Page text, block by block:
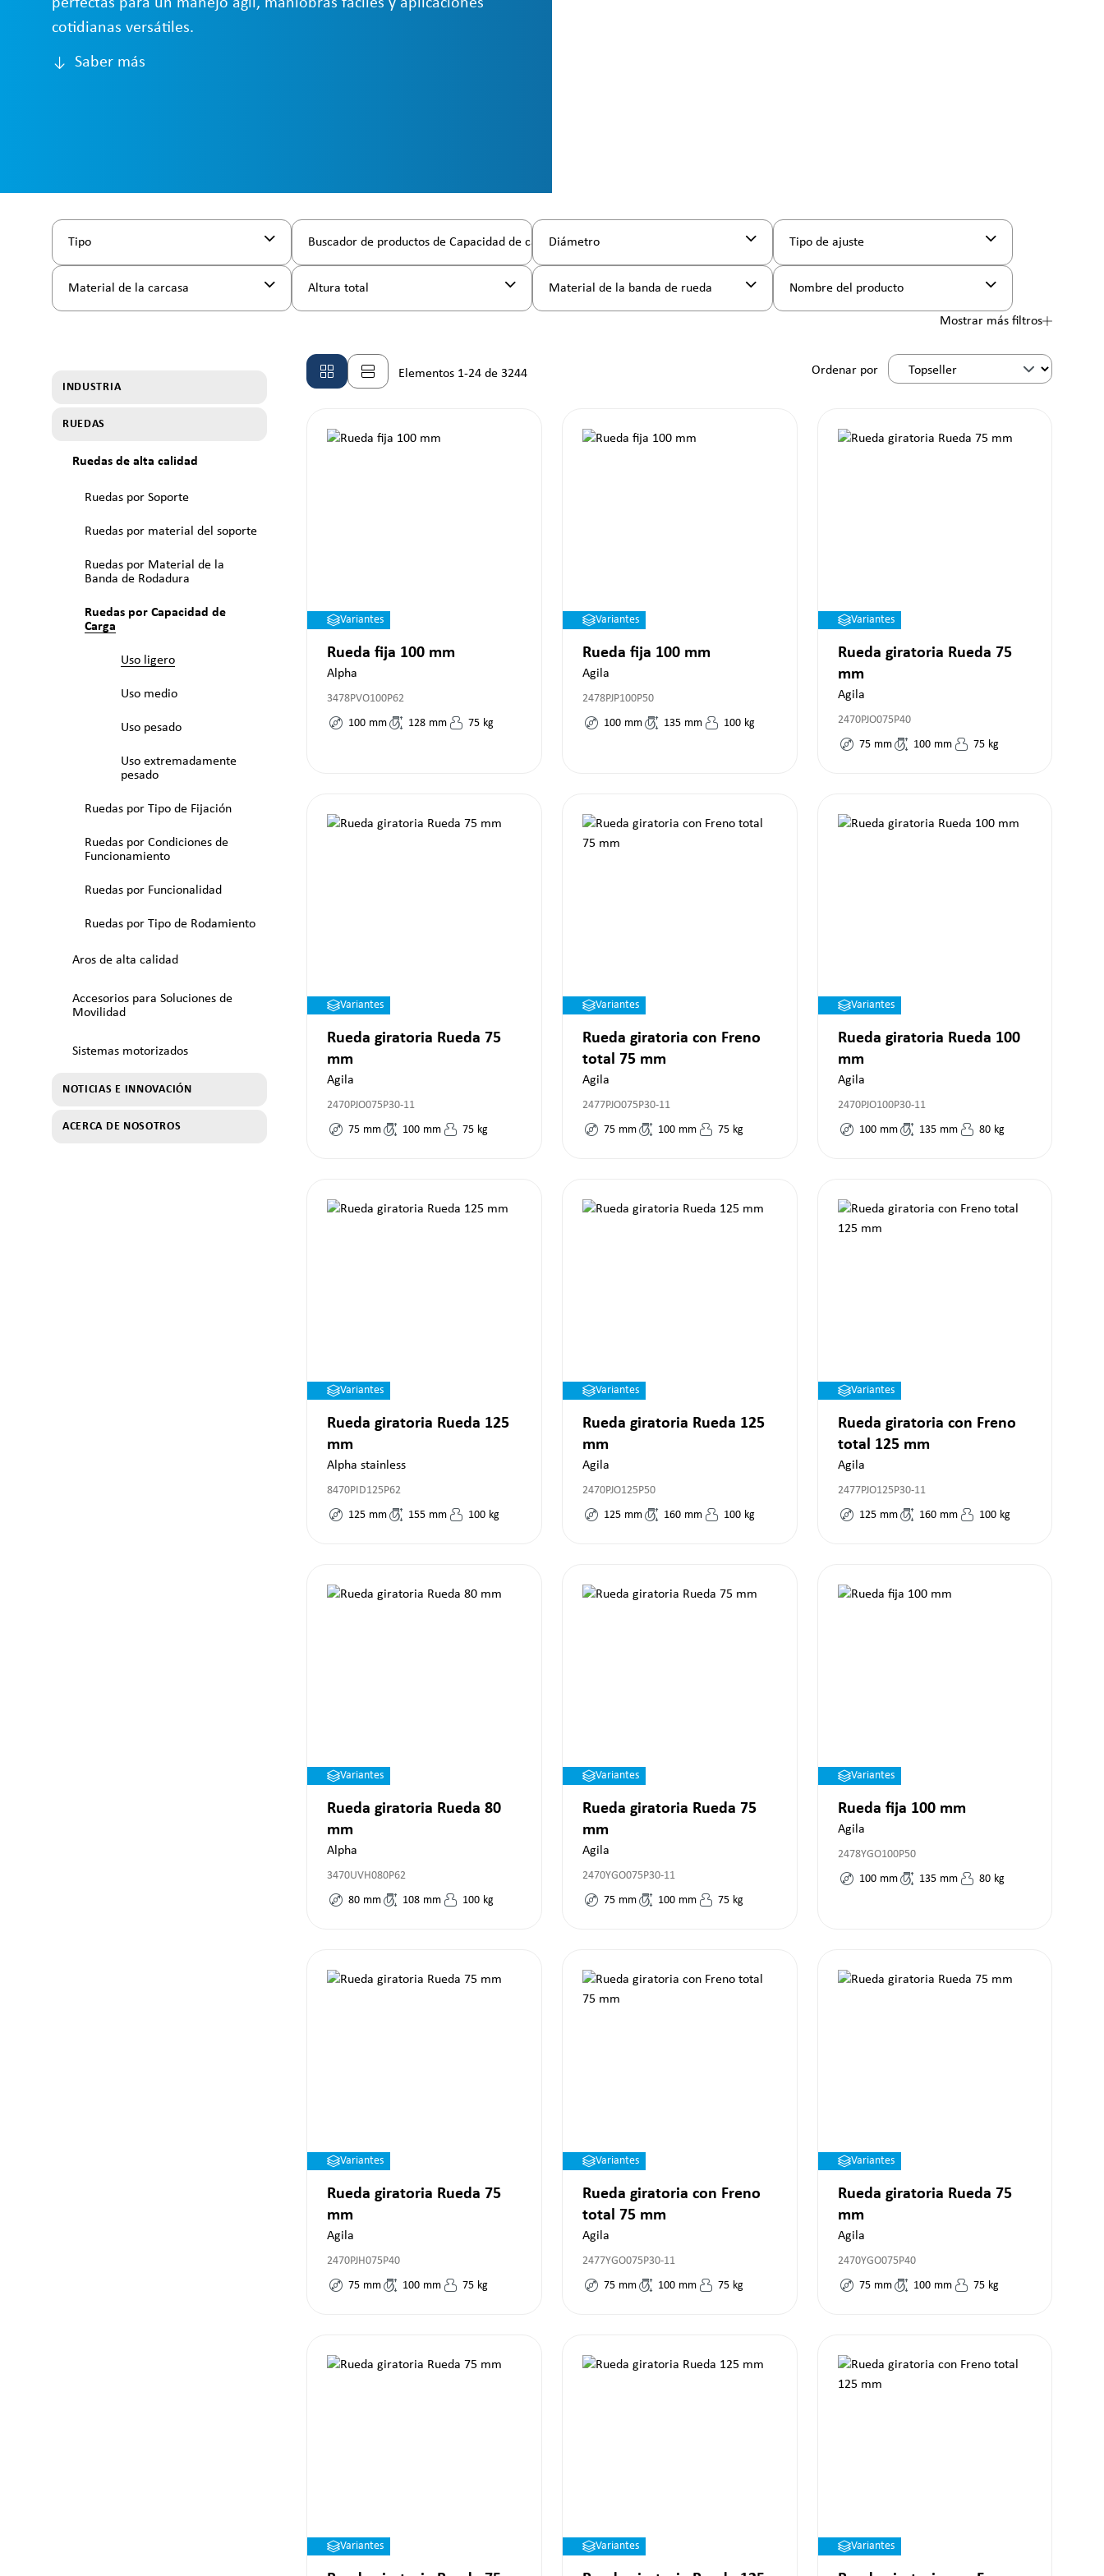
perfectas para un manejo ágil, maniobras fáciles y aplicaciones
cotidianas versátiles.
Saber más
Tipo Buscador de productos de Capacidad de cargaDiámetro Tipo de ajuste
Material de la carcasa Altura total Material de la banda de rueda Nombre del producto
Mostrar más filtros
INDUSTRIA
RUEDAS
Ruedas de alta calidad
Ruedas por Soporte
Ruedas por material del soporte
Ruedas por Material de la
Banda de Rodadura
Ruedas por Capacidad de
Carga
Uso ligero
Uso medio
Uso pesado
Uso extremadamente
pesado
Ruedas por Tipo de Fijación
Ruedas por Condiciones de
Funcionamiento
Ruedas por Funcionalidad
Ruedas por Tipo de Rodamiento
Aros de alta calidad
Accesorios para Soluciones de
Movilidad
Sistemas motorizados
NOTICIAS E INNOVACIÓN
ACERCA DE NOSOTROS
Elementos 1-24 de 3244 Ordenar por
Variantes
Rueda fija 100 mm
Alpha
3478PVO100P62
100 mm 128 mm 75 kg
Variantes
Rueda fija 100 mm
Agila
2478PJP100P50
100 mm 135 mm 100 kg
Variantes
Rueda giratoria Rueda 75
mm
Agila
2470PJO075P40
75 mm 100 mm 75 kg
Variantes
Rueda giratoria Rueda 75
mm
Agila
2470PJO075P30-11
75 mm 100 mm 75 kg
Variantes
Rueda giratoria con Freno
total 75 mm
Agila
2477PJO075P30-11
75 mm 100 mm 75 kg
Variantes
Rueda giratoria Rueda 100
mm
Agila
2470PJO100P30-11
100 mm 135 mm 80 kg
Variantes
Rueda giratoria Rueda 125
mm
Alpha stainless
8470PID125P62
125 mm 155 mm 100 kg
Variantes
Rueda giratoria Rueda 125
mm
Agila
2470PJO125P50
125 mm 160 mm 100 kg
Variantes
Rueda giratoria con Freno
total 125 mm
Agila
2477PJO125P30-11
125 mm 160 mm 100 kg
Variantes
Rueda giratoria Rueda 80
mm
Alpha
3470UVH080P62
80 mm 108 mm 100 kg
Variantes
Rueda giratoria Rueda 75
mm
Agila
2470YGO075P30-11
75 mm 100 mm 75 kg
Variantes
Rueda fija 100 mm
Agila
2478YGO100P50
100 mm 135 mm 80 kg
Variantes
Rueda giratoria Rueda 75
mm
Agila
2470PJH075P40
75 mm 100 mm 75 kg
Variantes
Rueda giratoria con Freno
total 75 mm
Agila
2477YGO075P30-11
75 mm 100 mm 75 kg
Variantes
Rueda giratoria Rueda 75
mm
Agila
2470YGO075P40
75 mm 100 mm 75 kg
Variantes Variantes Variantes